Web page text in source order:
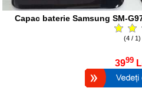
Capac baterie Samsung SM-
(4 / 1)
3999